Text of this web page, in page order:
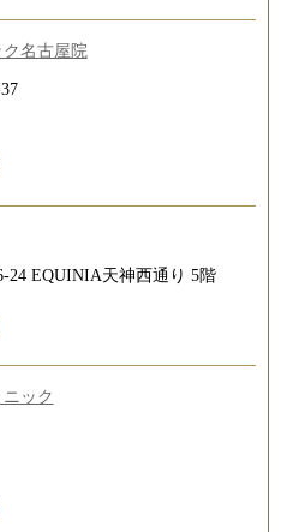
名古屋院
24 EQUINIA天神西通り 5階
ック